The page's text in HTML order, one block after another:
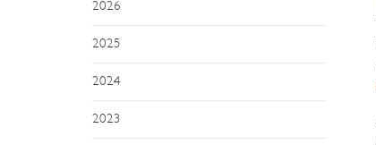
2026
2025
2024
2023